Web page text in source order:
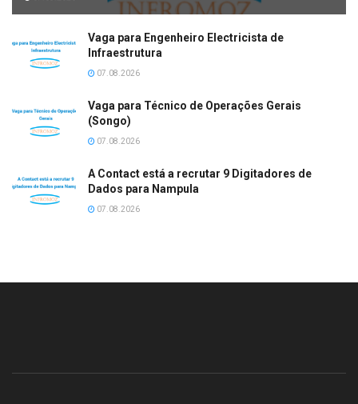
Vaga para Engenheiro Electricista de
Infraestrutura
07.08.2026
Vaga para Técnico de Operações Gerais
(Songo)
07.08.2026
A Contact está a recrutar 9 Digitadores de
Dados para Nampula
07.08.2026